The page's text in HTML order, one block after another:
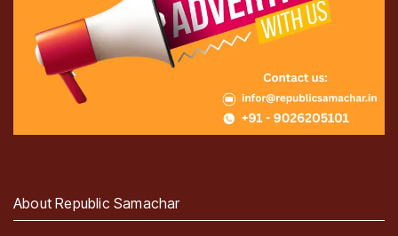
About Republic Samachar